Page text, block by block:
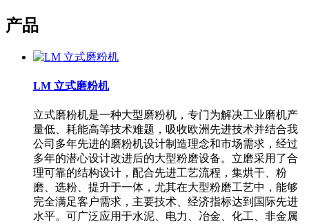
产品
LM 立式磨粉机
立式磨粉机是一种大型磨粉机，专门为解决工业磨机产
量低、耗能高等技术难题，吸收欧洲先进技术并结合我
公司多年先进的磨粉机设计制造理念和市场需求，经过
多年的潜心设计改进后的大型粉磨设备。立磨采用了合
理可靠的结构设计，配合先进工艺流程，集烘干、粉
磨、选粉、提升于一体，尤其在大型粉磨工艺中，能够
完全满足客户需求，主要技术、经济指标达到国际先进
水平。可广泛应用于水泥、电力、冶金、化工、非金属